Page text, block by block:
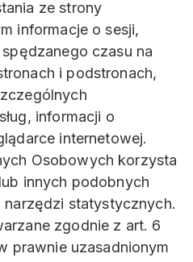
ze strony
informacje o sesji,
czasu na
i podstronach,
informacji o
internetowej.
Osobowych korzysta
innych podobnych
statystycznych.
zgodnie z art. 6
prawnie uzasadnionym